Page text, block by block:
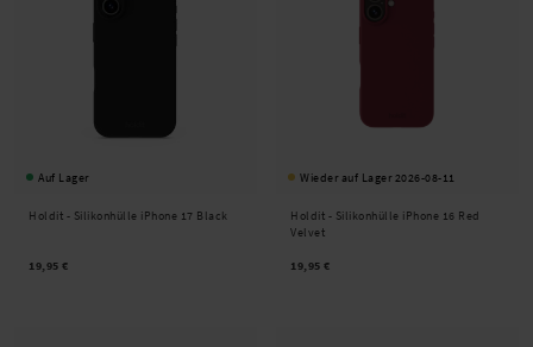
Auf Lager
Holdit - Silikonhülle iPhone 17 Black
19,95 €
Wieder auf Lager 2026-08-11
Holdit - Silikonhülle iPhone 16 Red
Velvet
19,95 €